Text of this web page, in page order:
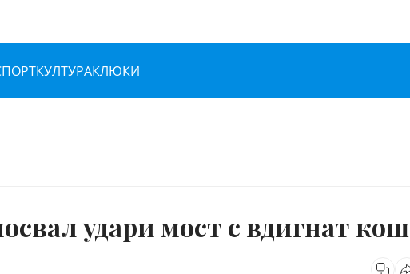
КУЛТУРАКЛЮКИ
удари мост с вдигнат кош